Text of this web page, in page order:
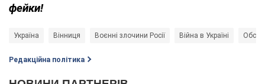
фейки!
Україна Вінниця Воєнні злочини Росії Війна в Україні
Редакційна політика